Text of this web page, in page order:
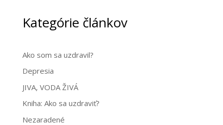
Kategórie článkov
Ako som sa uzdravil?
Depresia
JIVA, VODA ŽIVÁ
Kniha: Ako sa uzdraviť?
Nezaradené